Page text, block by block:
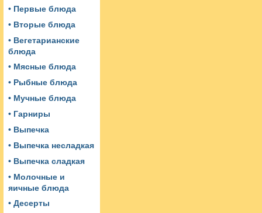
• Первые блюда
• Вторые блюда
• Вегетарианские
блюда
• Мясные блюда
• Рыбные блюда
• Мучные блюда
• Гарниры
• Выпечка
• Выпечка несладкая
• Выпечка сладкая
• Молочные и
яичные блюда
• Десерты